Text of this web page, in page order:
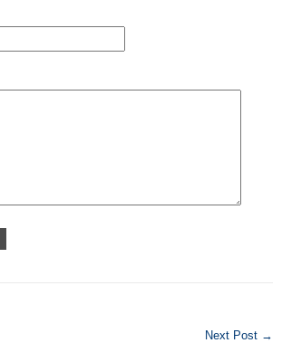
Next Post →